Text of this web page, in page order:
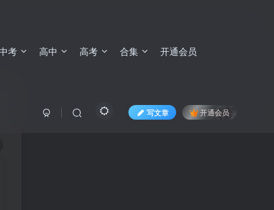
考 高中 高考 合集 开通会员
写文章 开通会员